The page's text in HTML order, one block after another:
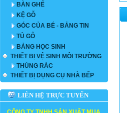
BÀN GHẾ
KỆ GỖ
GÓC CỦA BÉ - BẢNG TIN
TỦ GỖ
BẢNG HỌC SINH
THIẾT BỊ VỆ SINH MÔI TRƯỜNG
THÙNG RÁC
THIẾT BỊ DỤNG CỤ NHÀ BẾP
LIÊN HỆ TRỰC TUYẾN